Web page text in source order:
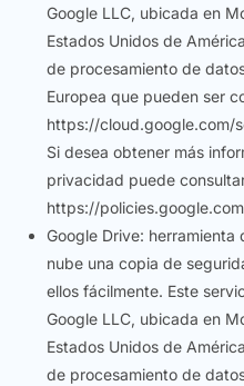
Google LLC, ubicada en
Estados Unidos de
de procesamiento de
Europea que pueden ser
https://cloud.google.com/
Si desea obtener más
privacidad puede
https://
Google Drive: herramienta
nube una copia de
ellos fácilmente. Este
Google LLC, ubicada en
Estados Unidos de
de procesamiento de